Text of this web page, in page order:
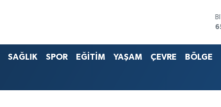
SAĞLIK SPOR EĞİTİM YAŞAM ÇEVRE BÖLGE